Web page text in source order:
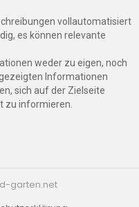
vollautomatisiert
es können relevante
weder zu eigen, noch
Informationen
sich auf der Zielseite
zu informieren.
garten.net